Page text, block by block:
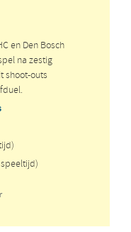
en Den Bosch
na zestig
shoot-outs